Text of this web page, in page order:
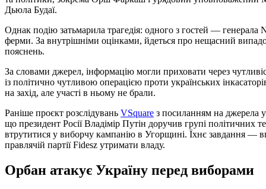
Дьюла Будаї.
Однак подію затьмарила трагедія: одного з гостей —
ферми. За внутрішніми оцінками, йдеться про нещасний
пояснень.
За словами джерел, інформацію могли приховати через
із політично чутливою операцією проти українських
на захід, але участі в ньому не брали.
Раніше проєкт розслідувань VSquare з посиланням на джерела
що президент Росії Владімір Путін доручив групі політичних
втрутитися у виборчу кампанію в Угорщині. Їхнє завдання —
правлячій партії Fidesz утримати владу.
Орбан атакує Україну перед виборами